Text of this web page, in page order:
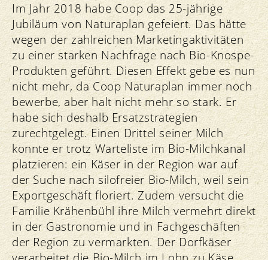
Im Jahr 2018 habe Coop das 25-jährige
Jubiläum von Naturaplan gefeiert. Das hätte
wegen der zahlreichen Marketingaktivitäten
zu einer starken Nachfrage nach Bio-Knospe-
Produkten geführt. Diesen Effekt gebe es nun
nicht mehr, da Coop Naturaplan immer noch
bewerbe, aber halt nicht mehr so stark. Er
habe sich deshalb Ersatzstrategien
zurechtgelegt. Einen Drittel seiner Milch
konnte er trotz Warteliste im Bio-Milchkanal
platzieren: ein Käser in der Region war auf
der Suche nach silofreier Bio-Milch, weil sein
Exportgeschäft floriert. Zudem versucht die
Familie Krähenbühl ihre Milch vermehrt direkt
in der Gastronomie und in Fachgeschäften
der Region zu vermarkten. Der Dorfkäser